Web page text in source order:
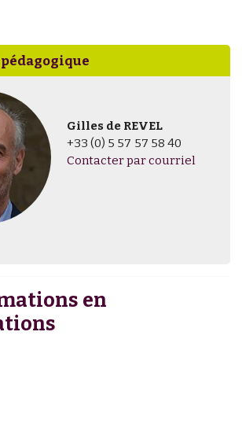
Gilles de REVEL
+33 (0) 5 57 57 58 40
Contacter par courriel
en